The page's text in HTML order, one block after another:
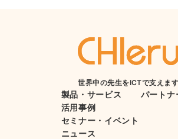
世界中の先生をICTで支えます
製品・サービス
活用事例
セミナー・イベント
ニュース
パートナ